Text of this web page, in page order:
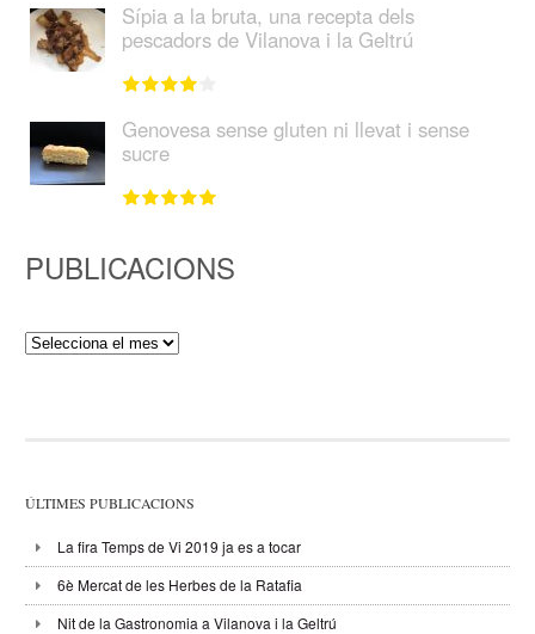
Sípia a la bruta, una recepta dels
pescadors de Vilanova i la Geltrú
Genovesa sense gluten ni llevat i sense
sucre
PUBLICACIONS
Publicacions
ÚLTIMES PUBLICACIONS
La fira Temps de Vi 2019 ja es a tocar
6è Mercat de les Herbes de la Ratafia
Nit de la Gastronomia a Vilanova i la Geltrú